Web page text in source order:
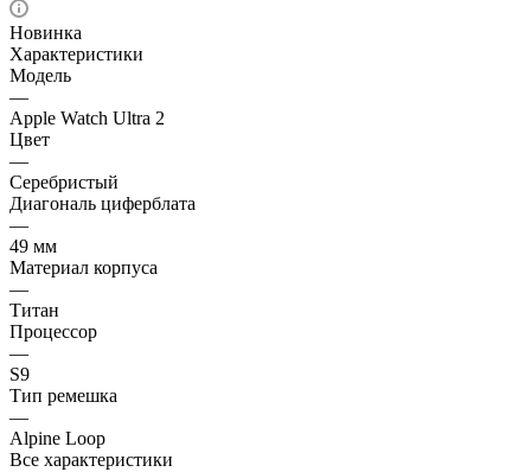
Новинка
Характеристики
Модель
—
Apple Watch Ultra 2
Цвет
—
Серебристый
Диагональ циферблата
—
49 мм
Материал корпуса
—
Титан
Процессор
—
S9
Тип ремешка
—
Alpine Loop
Все характеристики